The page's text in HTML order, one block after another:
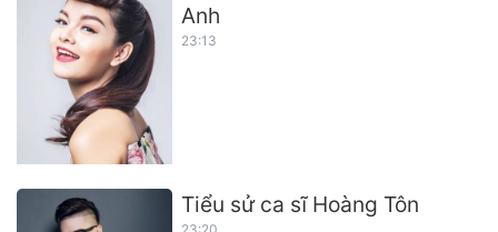
Anh
23:13
Tiểu sử ca sĩ Hoàng Tôn